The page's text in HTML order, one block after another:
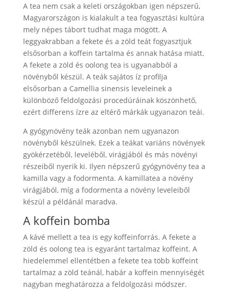
A tea nem csak a keleti országokban igen népszerű,
Magyarországon is kialakult a tea fogyasztási kultúra
mely népes tábort tudhat maga mögött. A
leggyakrabban a fekete és a zöld teát fogyasztjuk
elsősorban a koffein tartalma és annak hatása miatt.
A fekete a zöld és oolong tea is ugyanabból a
növényből készül. A teák sajátos íz profilja
elsősorban a Camellia sinensis leveleinek a
különböző feldolgozási procedúráinak köszönhető,
ezért differens ízre az eltérő márkák ugyanazon teái.
A gyógynövény teák azonban nem ugyanazon
növényből készülnek. Ezek a teákat variáns növények
gyökérzetéből, leveléből, virágjából és más növényi
részeiből nyerik ki. Ilyen népszerű gyógynövény tea a
kamilla vagy a fodormenta. A kamillatea a növény
virágjából, míg a fodormenta a növény leveleiből
készül a példánál maradva.
A koffein bomba
A kávé mellett a tea is egy koffeinforrás. A fekete a
zöld és oolong tea is egyaránt tartalmaz koffeint. A
hiedelemmel ellentétben a fekete tea több koffeint
tartalmaz a zöld teánál, habár a koffein mennyiségét
nagyban meghatározza a feldolgozási módszer.